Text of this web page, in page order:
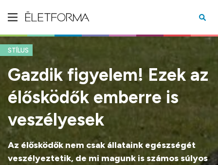
STÍLUS
Gazdik figyelem! Ezek az
élősködők emberre is
veszélyesek
Az élősködők nem csak állataink egészségét
veszélyeztetik, de mi magunk is számos súlyos